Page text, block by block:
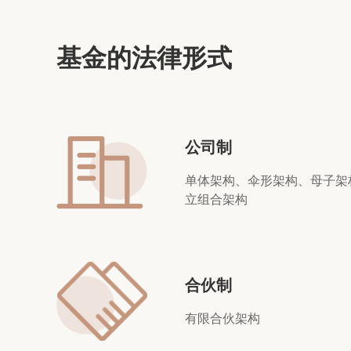
基金的法律形式
公司制
单体架构、伞形架构、母子架
立组合架构
合伙制
有限合伙架构